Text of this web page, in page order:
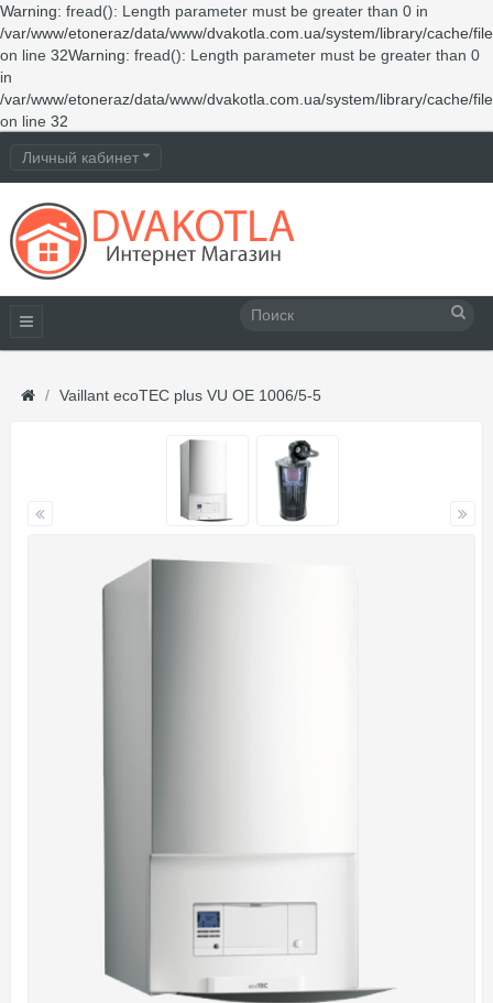
Warning: fread(): Length parameter must be greater than 0 in
/var/www/etoneraz/data/www/dvakotla.com.ua/system/library/cache/
on line 32Warning: fread(): Length parameter must be greater than 0
in
/var/www/etoneraz/data/www/dvakotla.com.ua/system/library/cache/
on line 32
Личный кабинет
Vaillant ecoTEC plus VU OE 1006/5-5